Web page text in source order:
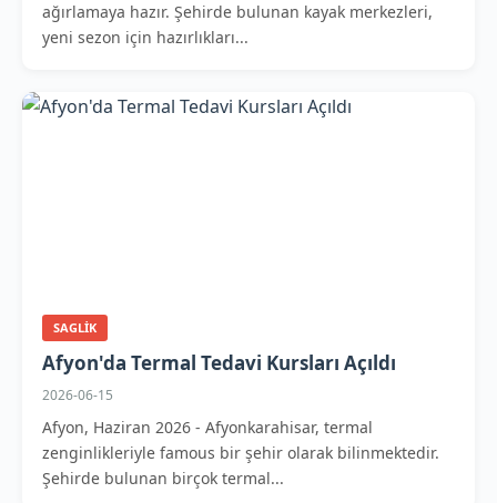
ağırlamaya hazır. Şehirde bulunan kayak merkezleri,
yeni sezon için hazırlıkları...
SAGLIK
Afyon'da Termal Tedavi Kursları Açıldı
2026-06-15
Afyon, Haziran 2026 - Afyonkarahisar, termal
zenginlikleriyle famous bir şehir olarak bilinmektedir.
Şehirde bulunan birçok termal...